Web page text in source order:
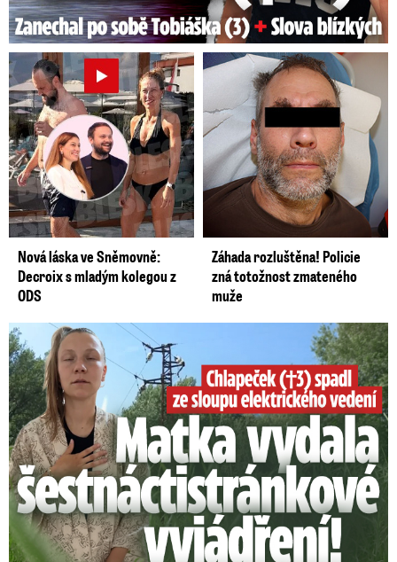
Nová láska ve Sněmovně:
Decroix s mladým kolegou z
ODS
Záhada rozluštěna! Policie
zná totožnost zmateného
muže
Smrtelný pád chlapce: Matka vydala vyjádření na 16 stran